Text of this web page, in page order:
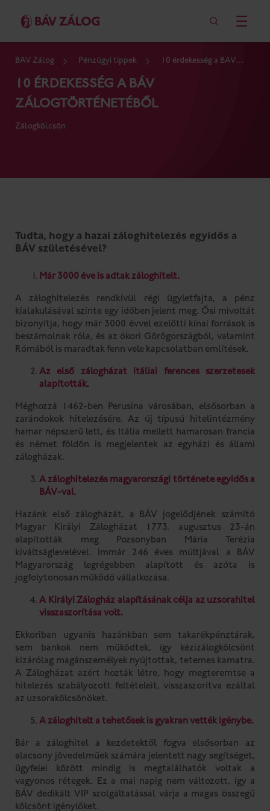
BÁV Zálog Pénzügyi tippek
10 érdekesség a BÁV
10 ÉRDEKESSÉG A BÁV
ZÁLOGTÖRTÉNETÉBŐL
Zálogkölcsön
Tudta, hogy a hazai záloghitelezés egyidős a
BÁV születésével?
Már 3000 éve is adtak záloghitelt.
A záloghitelezés rendkívül régi ügyletfajta, a pénz
kialakulásával szinte egy időben jelent meg. Ősi mivoltát
bizonyítja, hogy már 3000 évvel ezelőtti kínai források is
beszámolnak róla, és az ókori Görögországból, valamint
Rómából is maradtak fenn vele kapcsolatban említések.
Az első zálogházat itáliai ferences szerzetesek
alapították.
Méghozzá 1462-ben Perusina városában, elsősorban a
zarándokok hitelezésére. Az új típusú hitelintézmény
hamar népszerű lett, és Itália mellett hamarosan francia
és német földön is megjelentek az egyházi és állami
zálogházak.
A záloghitelezés magyarországi története egyidős a
BÁV-val.
Hazánk első zálogházát, a BÁV jogelődjének számító
Magyar Királyi Zálogházat 1773. augusztus 23-án
alapították meg Pozsonyban Mária Terézia
kiváltságlevelével. Immár 246 éves múltjával a BÁV
Magyarország legrégebben alapított és azóta is
jogfolytonosan működő vállalkozása.
A Királyi Zálogház alapításának célja az uzsorahitel
visszaszorítása volt.
Ekkoriban ugyanis hazánkban sem takarékpénztárak,
sem bankok nem működtek, így kézizálogkölcsönt
kizárólag magánszemélyek nyújtottak, tetemes kamatra.
A Zálogházat azért hozták létre, hogy megteremtse a
hitelezés szabályozott feltételeit, visszaszorítva ezáltal
az uzsorakölcsönöket.
A záloghitelt a tehetősek is gyakran vették igénybe.
Bár a záloghitel a kezdetektől fogva elsősorban az
alacsony jövedelműek számára jelentett nagy segítséget,
ügyfelei között mindig is megtalálhatók voltak a
vagyonos rétegek. Ez a mai napig nem változott, így a
BÁV dedikált VIP szolgáltatással várja a magas összegű
kölcsönt igénylőket.